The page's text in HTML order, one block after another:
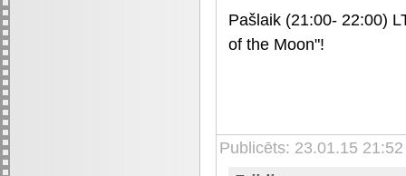
Pašlaik (21:00- 22:00)
of the Moon"!
Publicēts: 23.01.15